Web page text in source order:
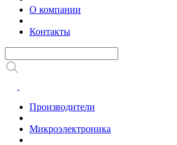
О компании
Контакты
Производители
Микроэлектроника